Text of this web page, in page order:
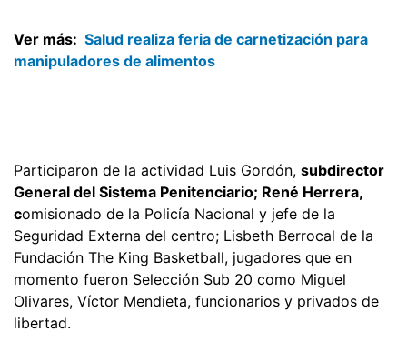
Ver más: Salud realiza feria de carnetización para
manipuladores de alimentos
Participaron de la actividad Luis Gordón, subdirector
General del Sistema Penitenciario; René Herrera,
comisionado de la Policía Nacional y jefe de la
Seguridad Externa del centro; Lisbeth Berrocal de la
Fundación The King Basketball, jugadores que en
momento fueron Selección Sub 20 como Miguel
Olivares, Víctor Mendieta, funcionarios y privados de
libertad.